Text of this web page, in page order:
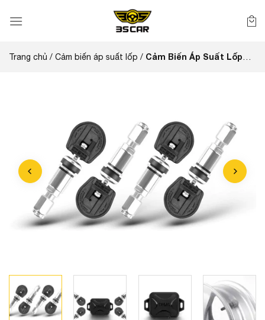
qua
dung
Trang chủ / Cảm biến áp suất lốp / Cảm Biến Áp Suất Lốp